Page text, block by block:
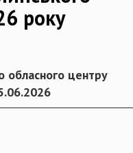
року
обласного центру